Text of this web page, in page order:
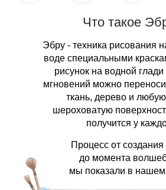
Что такое
Эбру - техника рисования
воде специальными
рисунок на водной глади
мгновений можно
ткань, дерево и
шероховатую
получится у
Процесс от создания
до момента
мы показали в